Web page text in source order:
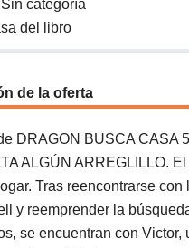
categoría
del libro
de la oferta
DRAGON BUSCA CASA 5
ALGÚN ARREGLILLO.
Tras reencontrarse con
y reemprender la
se encuentran con Victor,